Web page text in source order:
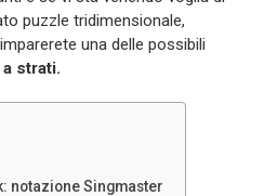
puzzle tridimensionale,
una delle possibili
strati.
notazione Singmaster